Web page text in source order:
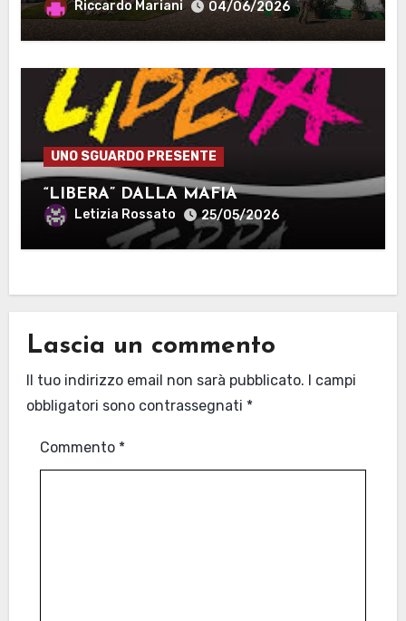
Riccardo Mariani 04/06/2026
UNO SGUARDO PRESENTE
“LIBERA” DALLA MAFIA
Letizia Rossato 25/05/2026
Lascia un commento
Il tuo indirizzo email non sarà pubblicato. I campi
obbligatori sono contrassegnati *
Commento *